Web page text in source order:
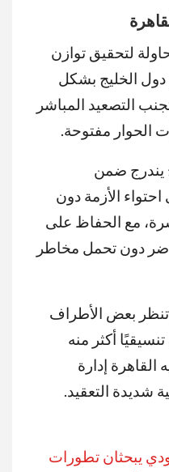
لتحقيق توازن
دول الخليج بشكل
التصعيد المباشر
الحوار مفتوحة.
يندرج ضمن
الأزمة دون
مع الحفاظ على
دون تحمل مخاطر
تنظر بعض الأطراف
أكثر منه
إدارة
شديدة التعقيد.
يبحثان تطورات